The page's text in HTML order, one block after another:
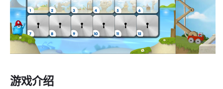
游戏介绍